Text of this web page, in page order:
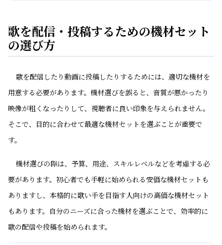
歌を配信・投稿するための機材セット
の選び方
歌を配信したり動画に投稿したりするためには、適切な機材を
用意する必要があります。機材選びを誤ると、音質が悪かったり
映像が粗くなったりして、視聴者に良い印象を与えられません。
そこで、目的に合わせて最適な機材セットを選ぶことが重要で
す。
機材選びの際は、予算、用途、スキルレベルなどを考慮する必
要があります。初心者でも手軽に始められる安価な機材セットも
ありますし、本格的に歌い手を目指す人向けの高価な機材セット
もあります。自分のニーズに合った機材を選ぶことで、効率的に
歌の配信や投稿を始められます。